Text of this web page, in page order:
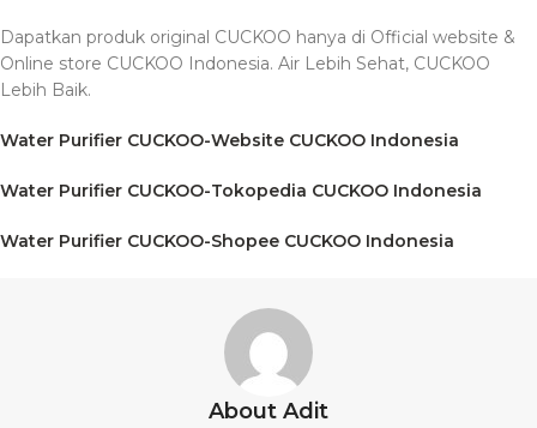
Dapatkan produk original CUCKOO hanya di Official website &
Online store CUCKOO Indonesia. Air Lebih Sehat, CUCKOO
Lebih Baik.
Water Purifier CUCKOO-Website CUCKOO Indonesia
Water Purifier CUCKOO-Tokopedia CUCKOO Indonesia
Water Purifier CUCKOO-Shopee CUCKOO Indonesia
About Adit